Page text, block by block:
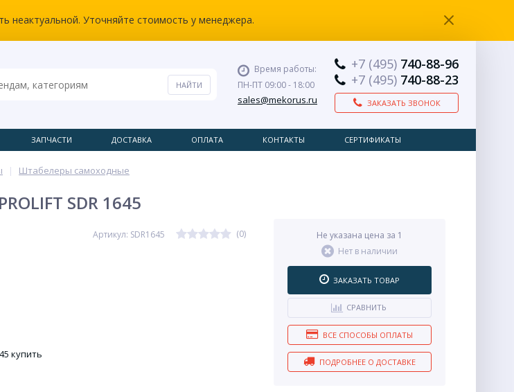
неактуальной. Уточняйте стоимость у менеджера.
Время работы:
ПН-ПТ 09:00 - 18:00
sales@mekorus.ru
+7 (495) 740-88-96
+7 (495) 740-88-23
ЗАКАЗАТЬ ЗВОНОК
ЗАПЧАСТИ ДОСТАВКА ОПЛАТА КОНТАКТЫ СЕРТИФИКАТЫ
Штабелеры самоходные
SDR 1645
Артикул: SDR1645 (0)
Не указана цена за 1
Нет в наличии
ЗАКАЗАТЬ ТОВАР
СРАВНИТЬ
ВСЕ СПОСОБЫ ОПЛАТЫ
ПОДРОБНЕЕ О ДОСТАВКЕ